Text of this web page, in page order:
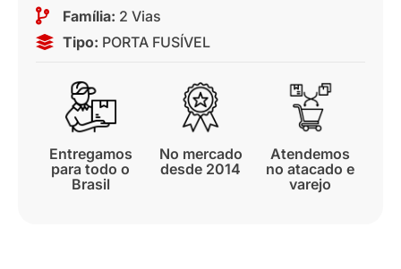
Família: 2 Vias
Tipo: PORTA FUSÍVEL
Entregamos
para todo o
Brasil
No mercado
desde 2014
Atendemos
no atacado e
varejo